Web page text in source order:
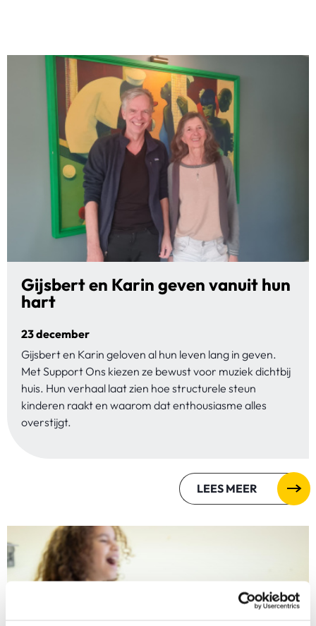
Gijsbert en Karin geven vanuit hun
hart
23 december
Gijsbert en Karin geloven al hun leven lang in geven.
Met Support Ons kiezen ze bewust voor muziek dichtbij
huis. Hun verhaal laat zien hoe structurele steun
kinderen raakt en waarom dat enthousiasme alles
overstijgt.
LEES MEER